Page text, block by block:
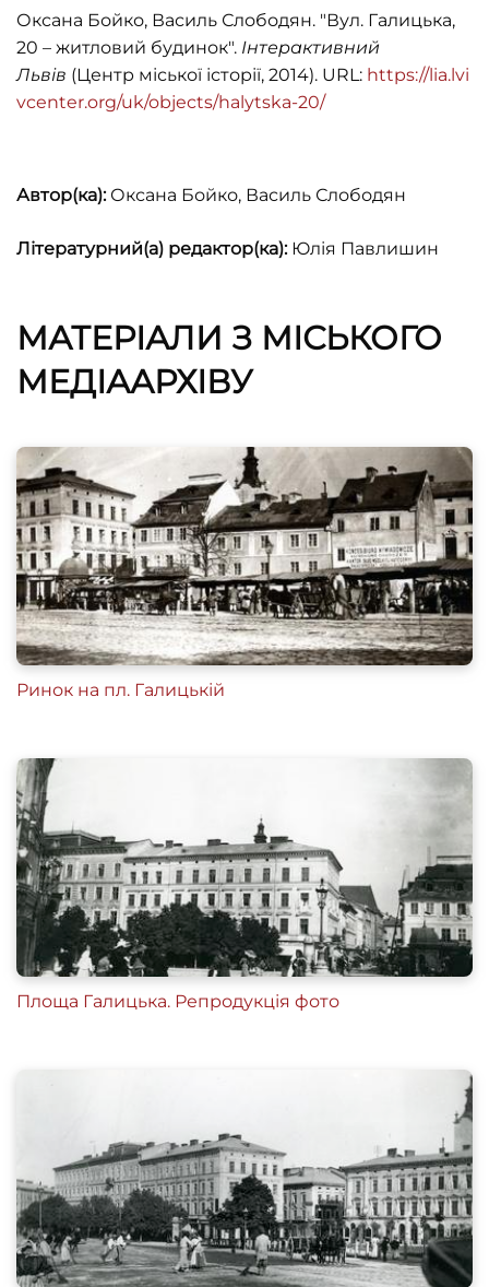
Оксана Бойко, Василь Слободян. "Вул. Галицька,
20 – житловий будинок". Інтерактивний
Львів (Центр міської історії, 2014). URL: https://lia.lvi
vcenter.org/uk/objects/halytska-20/
Автор(ка):Оксана Бойко, Василь Слободян
Літературний(а) редактор(ка):Юлія Павлишин
МАТЕРІАЛИ З МІСЬКОГО
МЕДІААРХІВУ
Ринок на пл. Галицькій
Площа Галицька. Репродукція фото